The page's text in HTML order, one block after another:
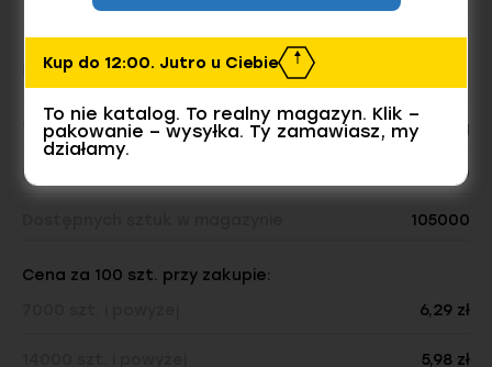
Ilość w opakowaniu
Waga opakowania: 24.08 kg
Liczba sztuk w opakowaniu: 7000
105000
Cena za 100 szt. przy zakupie:
6,29 zł
5,98 zł
Kup do 12:00. Jutro u Ciebie
To nie katalog. To realny magazyn. Klik –
pakowanie – wysyłka. Ty zamawiasz, my
działamy.